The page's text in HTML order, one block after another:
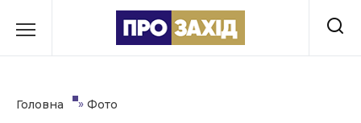
до
Головна » Фото